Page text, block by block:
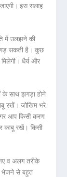
इस सलाह
में उलझने की
सकती है। कुछ
धैर्य और
साथ झगड़ा होने
रखें। जोखिम भरे
आप किसी करण
काबू रखें। किसी
व अलग तरीके
भेजने से बहुत